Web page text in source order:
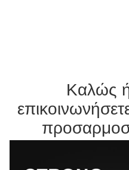
Καλώς